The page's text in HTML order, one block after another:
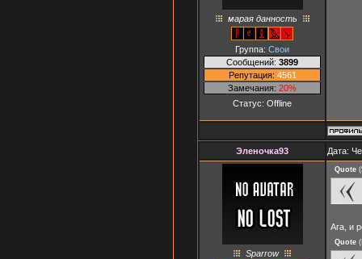
марая данность
Группа: Свои
Сообщений: 3899
Репутация: 4561
Замечания: 20%
Статус: Offline
Эленочка93 Дата:
Sparrow
Quote (
Ага, и
Quote (